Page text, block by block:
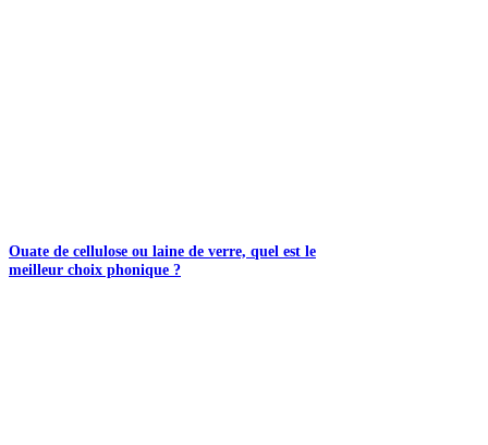
Ouate de cellulose ou laine de verre, quel est le
meilleur choix phonique ?